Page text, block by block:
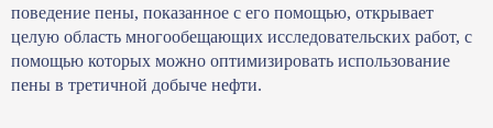
поведение пены, показанное с его помощью, открывает
целую область многообещающих исследовательских работ, с
помощью которых можно оптимизировать использование
пены в третичной добыче нефти.